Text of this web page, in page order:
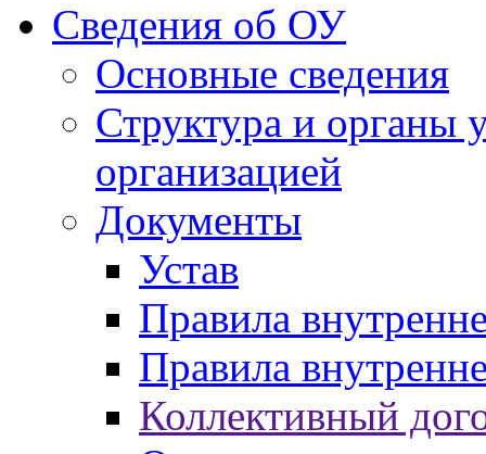
Сведения об ОУ
Основные сведения
Структура и органы
организацией
Документы
Устав
Правила
Правила
Коллективный